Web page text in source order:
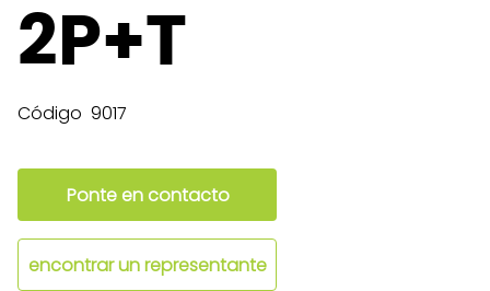
2P+T
Código 9017
Ponte en contacto
encontrar un representante